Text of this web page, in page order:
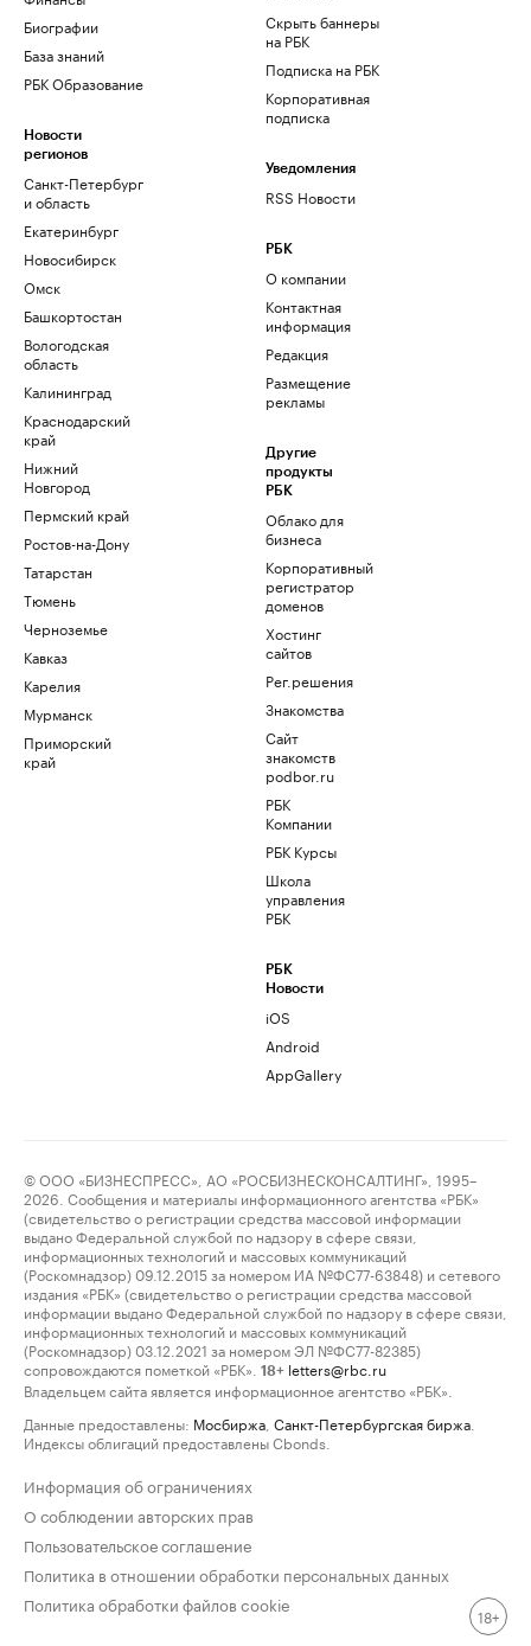
Биографии
База знаний
РБК Образование
Новости
регионов
Санкт-Петербург
и область
Екатеринбург
Новосибирск
Омск
Башкортостан
Вологодская
область
Калининград
Краснодарский
край
Нижний
Новгород
Пермский край
Ростов-на-Дону
Татарстан
Тюмень
Черноземье
Кавказ
Карелия
Мурманск
Приморский
край
Скрыть баннеры
на РБК
Подписка на РБК
Корпоративная
подписка
Уведомления
RSS Новости
РБК
О компании
Контактная
информация
Редакция
Размещение
рекламы
Другие
продукты
РБК
Облако для
бизнеса
Корпоративный
регистратор
доменов
Хостинг
сайтов
Рег.решения
Знакомства
Сайт
знакомств
podbor.ru
РБК
Компании
РБК Курсы
Школа
управления
РБК
РБК
Новости
iOS
Android
AppGallery
© ООО «БИЗНЕСПРЕСС», АО «РОСБИЗНЕСКОНСАЛТИНГ», 1995–
2026. Сообщения и материалы информационного агентства «РБК»
(свидетельство о регистрации средства массовой информации
выдано Федеральной службой по надзору в сфере связи,
информационных технологий и массовых коммуникаций
(Роскомнадзор) 09.12.2015 за номером ИА №ФС77-63848) и сетевого
издания «РБК» (свидетельство о регистрации средства массовой
информации выдано Федеральной службой по надзору в сфере связи,
информационных технологий и массовых коммуникаций
(Роскомнадзор) 03.12.2021 за номером ЭЛ №ФС77-82385)
сопровождаются пометкой «РБК».
18+ letters@rbc.ru
Владельцем сайта является информационное агентство «РБК».
Данные предоставлены: Мосбиржа Санкт-Петербургская биржа
Индексы облигаций предоставлены Cbonds.
Информация об ограничениях
О соблюдении авторских прав
Пользовательское соглашение
Политика в отношении обработки персональных данных
Политика обработки файлов cookie
18+